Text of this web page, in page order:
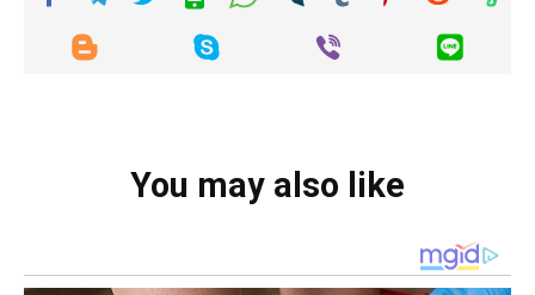
You may also like